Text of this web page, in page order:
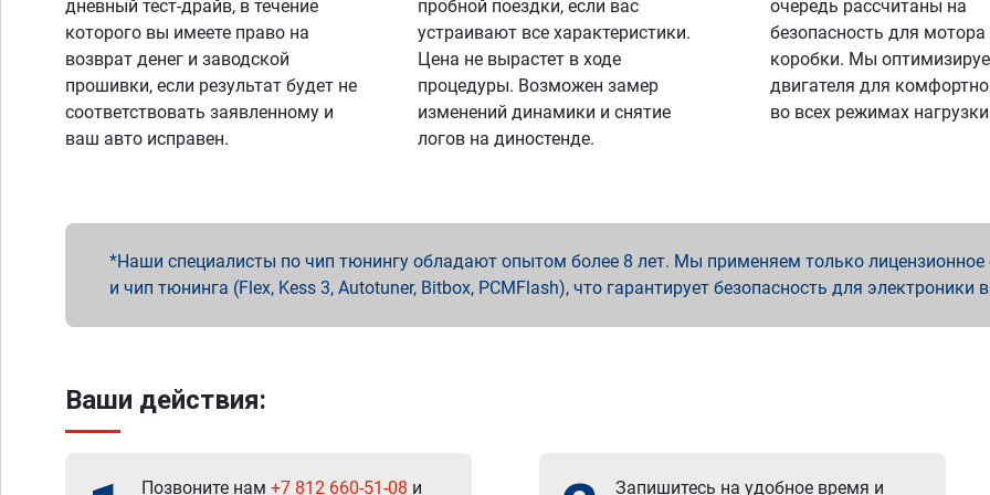
дневный тест-драйв, в течение
которого вы имеете право на
возврат денег и заводской
прошивки, если результат будет не
соответствовать заявленному и
ваш авто исправен.
пробной поездки, если вас
устраивают все характеристики.
Цена не вырастет в ходе
процедуры. Возможен замер
изменений динамики и снятие
логов на диностенде.
очередь рассчитаны на
безопасность для мотора
коробки. Мы
двигателя для
во всех режимах
Наши специалисты по чип тюнингу обладают опытом более 8 лет. Мы применяем только лицензионное
и чип тюнинга (Flex, Kess 3, Autotuner, Bitbox, PCMFlash), что гарантирует безопасность для электроники
Ваши действия:
Позвоните нам +7 812 660-51-08 и Запишитесь на удобное время и